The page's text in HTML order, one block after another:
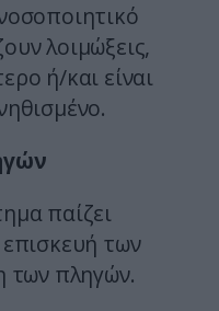
λοιμώξεις,
ή/και είναι
παίζει
των
των πληγών.